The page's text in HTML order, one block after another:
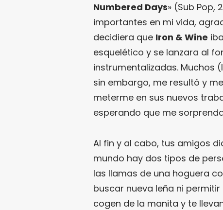
Numbered Days» (Sub Pop,
importantes en mi vida,
decidiera que Iron & Wine
esquelético y se lanzara al
instrumentalizadas. Muchos
sin embargo, me resultó y
meterme en sus nuevos
esperando que me
Al fin y al cabo, tus amigos
mundo hay dos tipos de
las llamas de una hoguera
buscar nueva leña ni
cogen de la manita y te